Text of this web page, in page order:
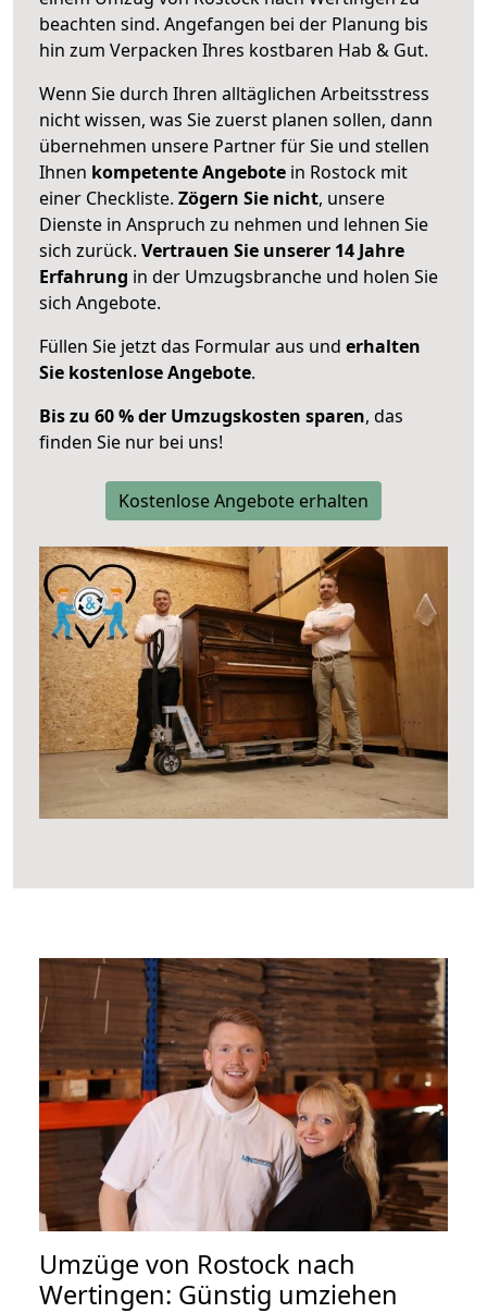
beachten sind. Angefangen bei der Planung bis
hin zum Verpacken Ihres kostbaren Hab & Gut.
Wenn Sie durch Ihren alltäglichen Arbeitsstress
nicht wissen, was Sie zuerst planen sollen, dann
übernehmen unsere Partner für Sie und stellen
Ihnen kompetente Angebote in Rostock mit
einer Checkliste. Zögern Sie nicht, unsere
Dienste in Anspruch zu nehmen und lehnen Sie
sich zurück. Vertrauen Sie unserer 14 Jahre
Erfahrung in der Umzugsbranche und holen Sie
sich Angebote.
Füllen Sie jetzt das Formular aus und erhalten
Sie kostenlose Angebote.
Bis zu 60 % der Umzugskosten sparen, das
finden Sie nur bei uns!
Kostenlose Angebote erhalten
Umzüge von Rostock nach
Wertingen: Günstig umziehen